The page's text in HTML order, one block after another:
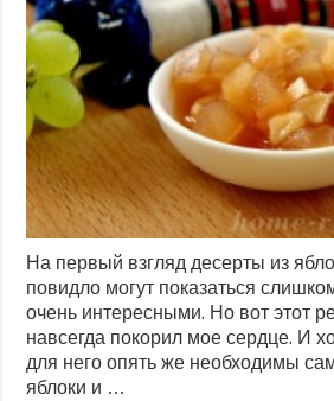
На первый взгляд десерты из
повидло могут показаться
очень интересными. Но вот этот
навсегда покорил мое сердце. И
для него опять же необходимы
яблоки и …